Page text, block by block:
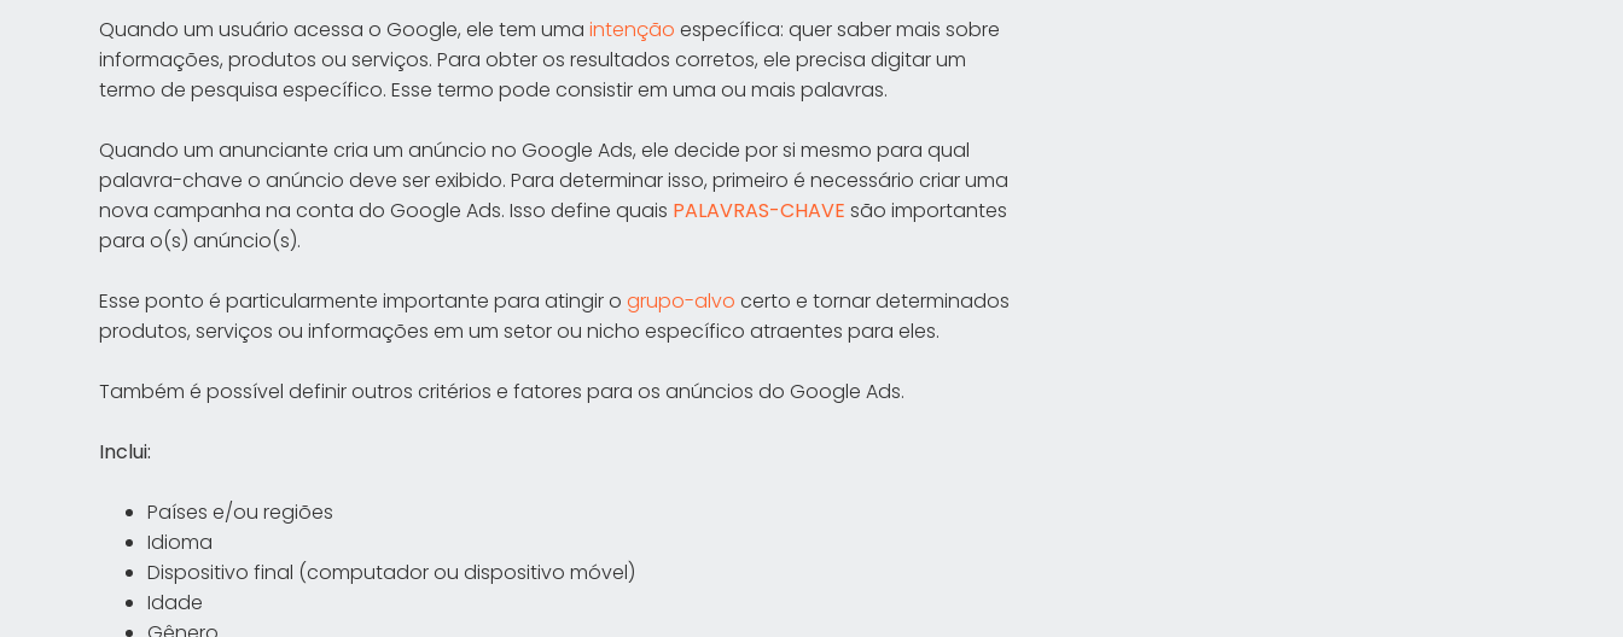
Quando um usuário acessa o Google, ele tem uma intenção específica: quer saber mais sobre
informações, produtos ou serviços. Para obter os resultados corretos, ele precisa digitar um
termo de pesquisa específico. Esse termo pode consistir em uma ou mais palavras.
Quando um anunciante cria um anúncio no Google Ads, ele decide por si mesmo para qual
palavra-chave o anúncio deve ser exibido. Para determinar isso, primeiro é necessário criar uma
nova campanha na conta do Google Ads. Isso define quais PALAVRAS-CHAVE são importantes
para o(s) anúncio(s).
Esse ponto é particularmente importante para atingir o grupo-alvo certo e tornar determinados
produtos, serviços ou informações em um setor ou nicho específico atraentes para eles.
Também é possível definir outros critérios e fatores para os anúncios do Google Ads.
Inclui:
Países e/ou regiões
Idioma
Dispositivo final (computador ou dispositivo móvel)
Idade